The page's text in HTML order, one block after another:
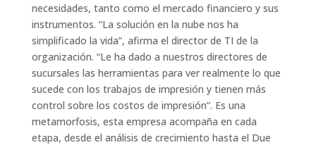
necesidades, tanto como el mercado financiero y sus
instrumentos. “La solución en la nube nos ha
simplificado la vida”, afirma el director de TI de la
organización. “Le ha dado a nuestros directores de
sucursales las herramientas para ver realmente lo que
sucede con los trabajos de impresión y tienen más
control sobre los costos de impresión”. Es una
metamorfosis, esta empresa acompaña en cada
etapa, desde el análisis de crecimiento hasta el Due